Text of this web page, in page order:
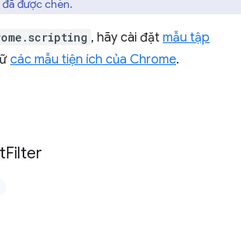
được chèn.
, hãy cài đặt mẫu tập
các mẫu tiện ích của Chrome.
Filter